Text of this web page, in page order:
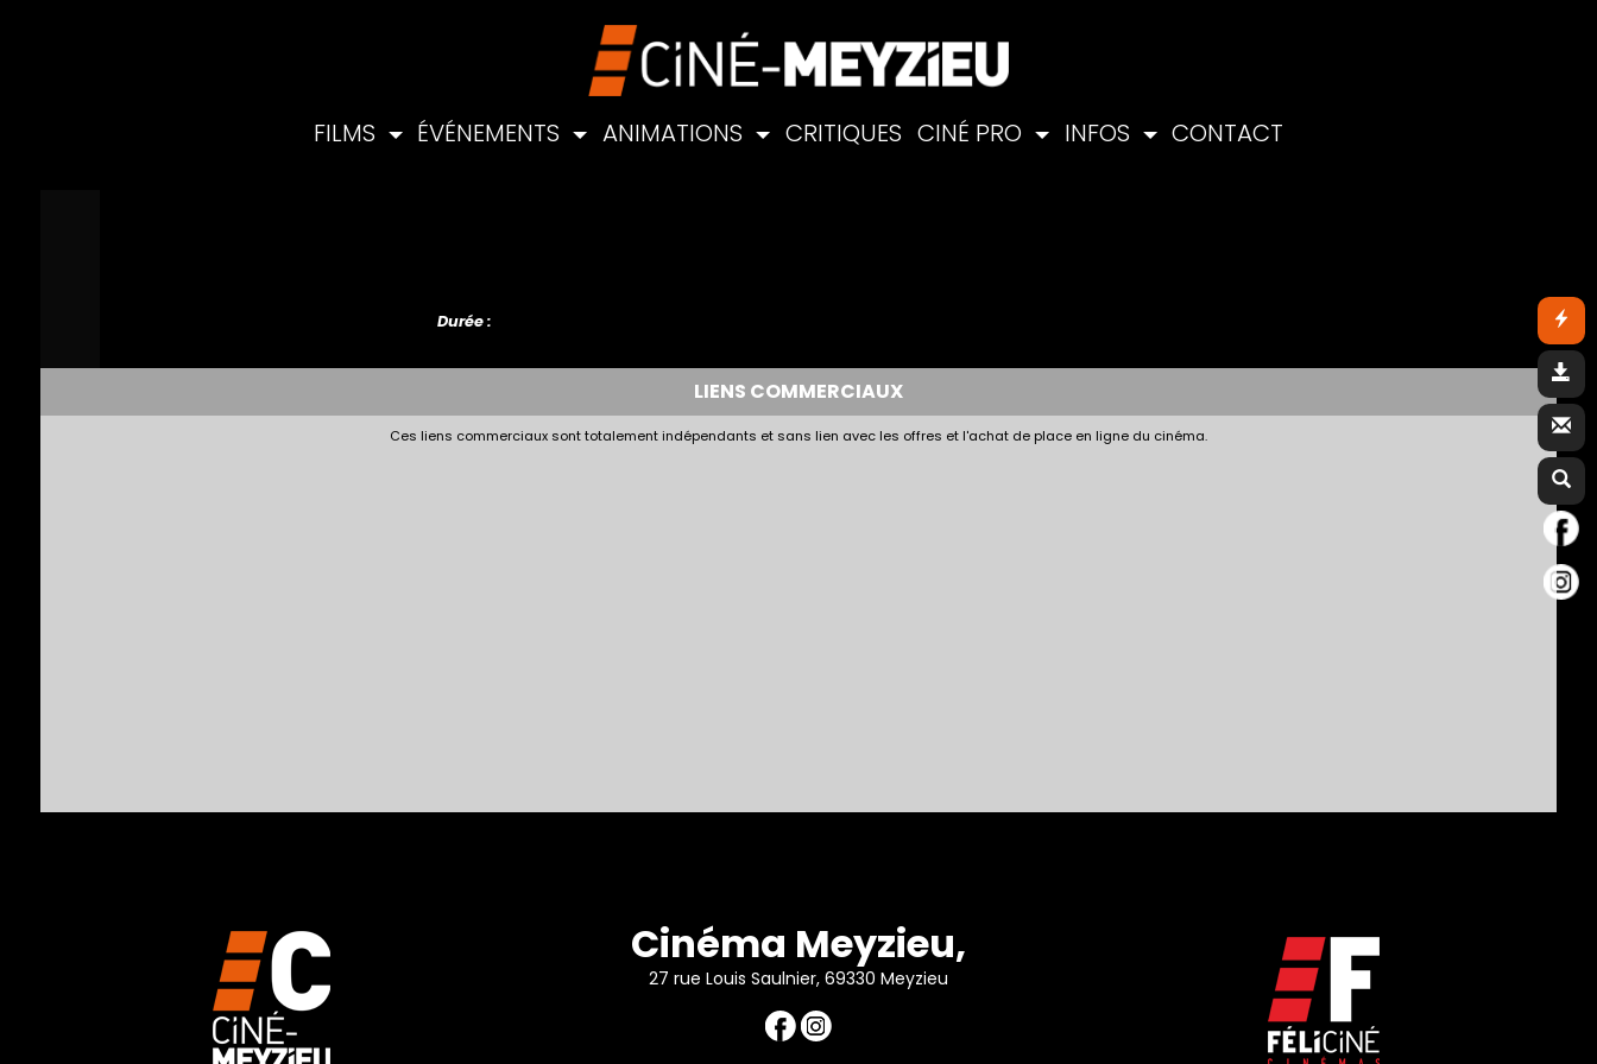
FILMS ÉVÉNEMENTS ANIMATIONS CRITIQUES CINÉ PRO INFOS CONTACT
Durée :
LIENS COMMERCIAUX
Ces liens commerciaux sont totalement indépendants et sans lien avec les offres et l'achat de place en ligne du cinéma.
Cinéma Meyzieu,
27 rue Louis Saulnier, 69330 Meyzieu